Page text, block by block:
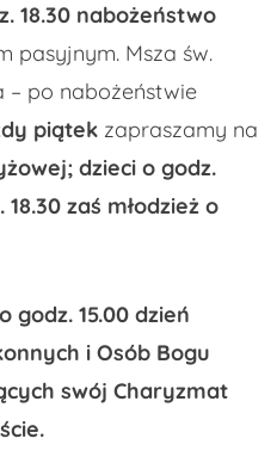
18.30 nabożeństwo
pasyjnym. Msza św.
– po nabożeństwie
piątek zapraszamy na
dzieci o godz.
zaś młodzież o
godz. 15.00 dzień
i Osób Bogu
swój Charyzmat